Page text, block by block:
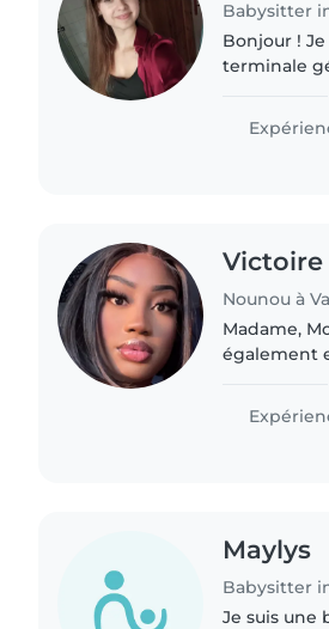
Babysitter
Bonjour !
terminale
vétérinaire)...
Victoire
Nounou à
Madame, Monsieur, Maman
également
J’ai aussi
Maylys
Babysitter
Je suis une